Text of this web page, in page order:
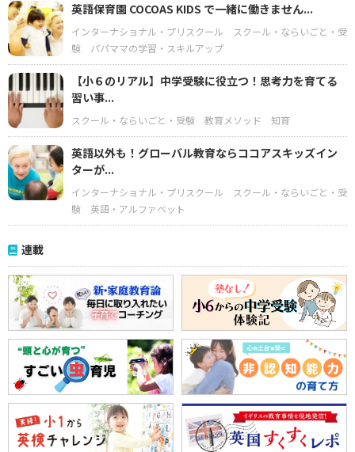
英語保育園 COCOAS KIDS で一緒に働きません...
インターナショナル・プリスクール
スクール・ならいごと・受
験
パパママの学習・スキルアップ
【小６のリアル】中学受験に役立つ！思考力を育てる
習い事...
スクール・ならいごと・受験 教育メソッド 知育
英語以外も！グローバル教育ならココアスキッズイン
ターが...
インターナショナル・プリスクール
スクール・ならいごと・受
験
英語・アルファベット
連載